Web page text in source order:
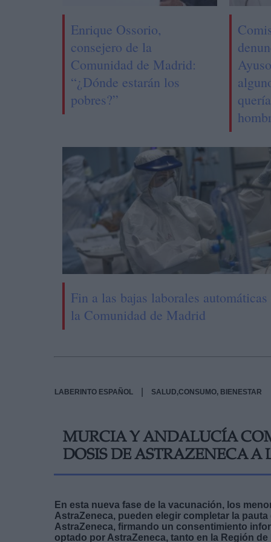
Enrique Ossorio,
consejero de la
Comunidad de Madrid:
“¿Dónde estarán los
pobres?”
Fin a las bajas laborales automáticas
la Comunidad de Madrid
LABERINTO ESPAÑOL SALUD,CONSUMO, BIENESTAR
MURCIA Y ANDALUCÍA
DOSIS DE ASTRAZENECA A
En esta nueva fase de la vacunación, los
AstraZeneca, pueden elegir completar la
AstraZeneca, firmando un consentimiento
optado por AstraZeneca, tanto en la Región